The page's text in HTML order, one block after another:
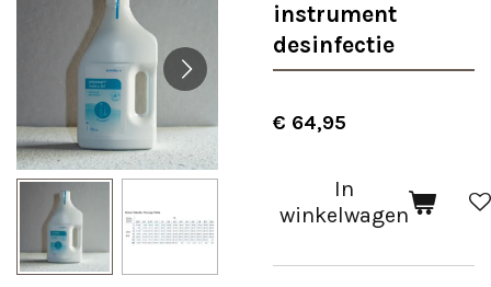
instrument
desinfectie
€ 64,95
In
winkelwagen